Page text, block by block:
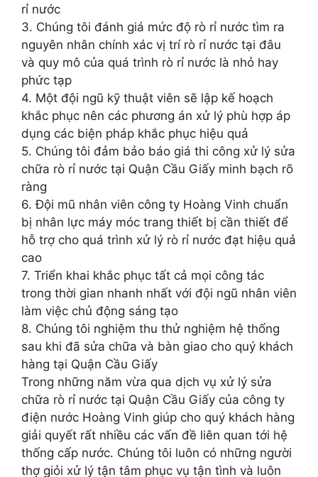
rỉ nước
3. Chúng tôi đánh giá mức độ rò rỉ nước tìm ra
nguyên nhân chính xác vị trí rò rỉ nước tại đâu
và quy mô của quá trình rò rỉ nước là nhỏ hay
phức tạp
4. Một đội ngũ kỹ thuật viên sẽ lập kế hoạch
khắc phục nên các phương án xử lý phù hợp áp
dụng các biện pháp khắc phục hiệu quả
5. Chúng tôi đảm bảo báo giá thi công xử lý sửa
chữa rò rỉ nước tại Quận Cầu Giấy minh bạch rõ
ràng
6. Đội mũ nhân viên công ty Hoàng Vinh chuẩn
bị nhân lực máy móc trang thiết bị cần thiết để
hỗ trợ cho quá trình xử lý rò rỉ nước đạt hiệu quả
cao
7. Triển khai khắc phục tất cả mọi công tác
trong thời gian nhanh nhất với đội ngũ nhân viên
làm việc chủ động sáng tạo
8. Chúng tôi nghiệm thu thử nghiệm hệ thống
sau khi đã sửa chữa và bàn giao cho quý khách
hàng tại Quận Cầu Giấy
Trong những năm vừa qua dịch vụ xử lý sửa
chữa rò rỉ nước tại Quận Cầu Giấy của công ty
điện nước Hoàng Vinh giúp cho quý khách hàng
giải quyết rất nhiều các vấn đề liên quan tới hệ
thống cấp nước. Chúng tôi luôn có những người
thợ giỏi xử lý tận tâm phục vụ tận tình và luôn